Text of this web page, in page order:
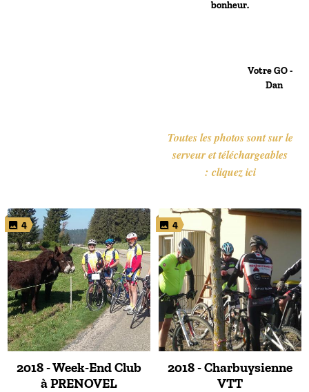
bonheur.
Votre GO -
Dan
Toutes les photos sont sur le
serveur et téléchargeables
: cliquez ici
4
2018 - Week-End Club
à PRENOVEL
4
2018 - Charbuysienne
VTT